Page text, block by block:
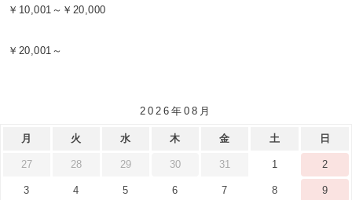
￥10,001～￥20,000
￥20,001～
2026年08月
月 火 水 木 金 土 日
27 28 29 30 31 1 2
3 4 5 6 7 8 9